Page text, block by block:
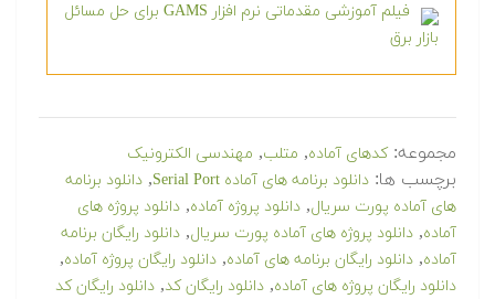
فیلم آموزشی مقدماتی نرم افزار GAMS برای حل مسائل
بازار برق
مجموعه:کدهای آماده, متلب, مهندسی الکترونیک
برچسب ها: دانلود برنامه های آماده Serial Port , دانلود برنامه
های آماده پورت سریال, دانلود پروژه آماده, دانلود پروژه های
آماده, دانلود پروژه های آماده پورت سریال, دانلود رایگان برنامه
آماده, دانلود رایگان برنامه های آماده, دانلود رایگان پروژه آماده,
دانلود رایگان پروژه های آماده, دانلود رایگان کد, دانلود رایگان کد